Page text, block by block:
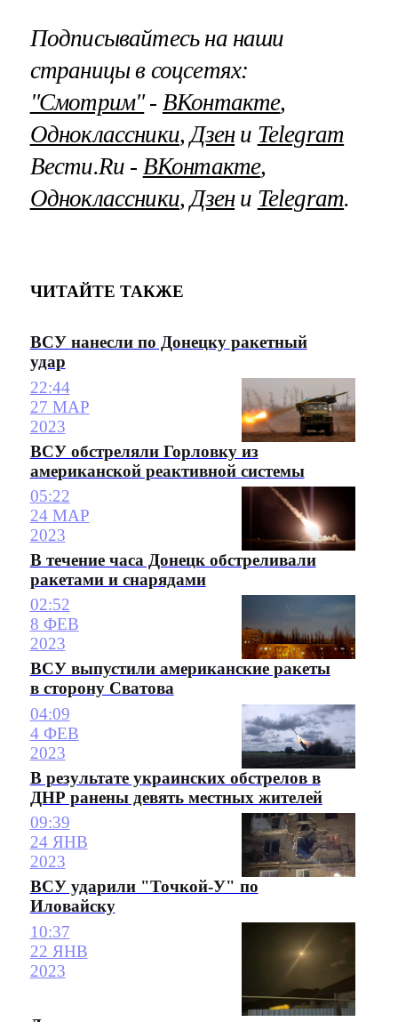
Подписывайтесь на наши
страницы в соцсетях:
"Смотрим"‐ ВКонтакте,
Одноклассники,Дзени Telegram
Вести.Ru ‐ ВКонтакте,
Одноклассники,Дзени Telegram.
ЧИТАЙТЕ ТАКЖЕ
ВСУ нанесли по Донецку ракетный
удар
22:44
27 МАР
2023
ВСУ обстреляли Горловку из
американской реактивной системы
05:22
24 МАР
2023
В течение часа Донецк обстреливали
ракетами и снарядами
02:52
8 ФЕВ
2023
ВСУ выпустили американские ракеты
в сторону Сватова
04:09
4 ФЕВ
2023
В результате украинских обстрелов в
ДНР ранены девять местных жителей
09:39
24 ЯНВ
2023
ВСУ ударили "Точкой-У" по
Иловайску
10:37
22 ЯНВ
2023